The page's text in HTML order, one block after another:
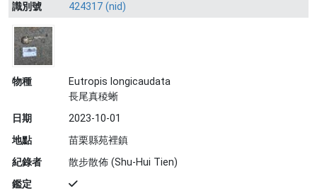
識別號
424317 (nid)
物種
Eutropis longicaudata
長尾真稜蜥
日期
2023-10-01
地點
苗栗縣苑裡鎮
紀錄者
散步散佈 (Shu-Hui Tien)
鑑定